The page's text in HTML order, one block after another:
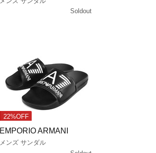
Soldout
22%OFF
EMPORIO ARMANI
メンズ サンダル